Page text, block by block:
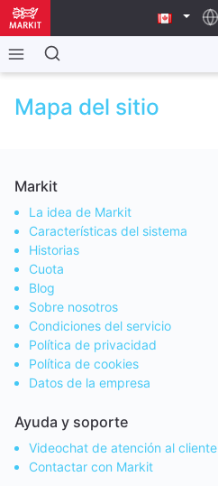
Mapa del sitio
Markit
La idea de Markit
Características del sistema
Historias
Cuota
Blog
Sobre nosotros
Condiciones del servicio
Política de privacidad
Política de cookies
Datos de la empresa
Ayuda y soporte
Videochat de atención al cliente
Contactar con Markit